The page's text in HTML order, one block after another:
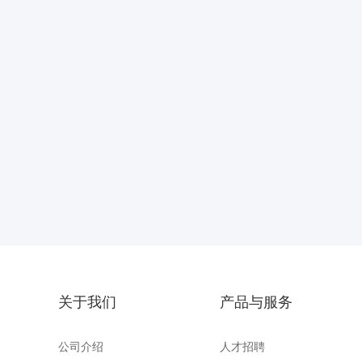
关于我们
公司介绍
产品与服务
人才招聘